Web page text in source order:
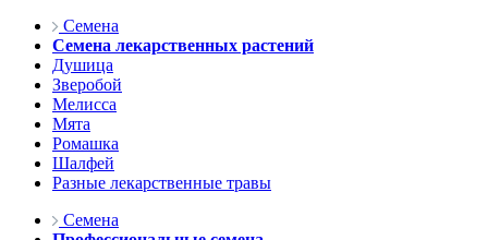
Семена
Семена лекарственных растений
Душица
Зверобой
Мелисса
Мята
Ромашка
Шалфей
Разные лекарственные травы
Семена